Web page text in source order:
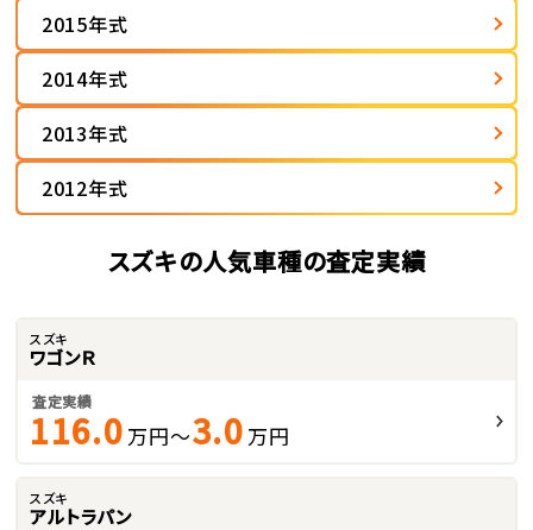
2015年式
2014年式
2013年式
2012年式
スズキの人気車種の査定実績
スズキ
ワゴンＲ
査定実績
116.0 万円～3.0 万円
スズキ
アルトラパン